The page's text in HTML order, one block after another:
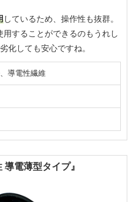
しているため、操作性も抜群。
することができるのもうれし
化しても安心ですね。
導電性繊維
電薄型タイプ』